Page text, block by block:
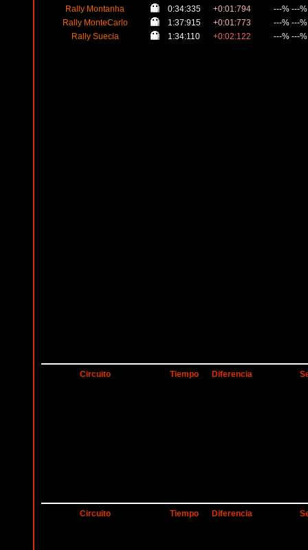
Rally Montanha
0:34:335 +0:01:794
---% ---
Rally MonteCarlo
1:37:915 +0:01:773
---% ---
Rally Suecia
1:34:110 +0:02:122 ---% ---
Circuito Tiempo Diferencia
Circuito Tiempo Diferencia